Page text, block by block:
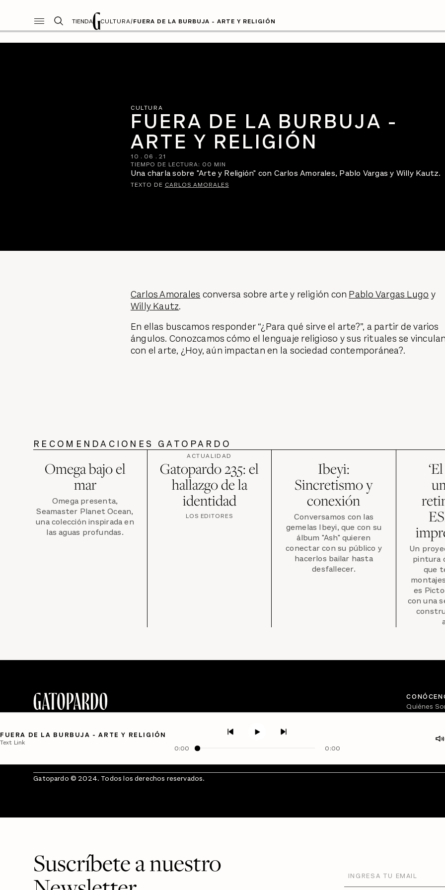
TIENDA CULTURA/FUERA DE LA BURBUJA - ARTE Y RELIGIÓN
CULTURA
FUERA DE LA BURBUJA -
ARTE Y RELIGIÓN
10 . 06 . 21
TIEMPO DE LECTURA: 00 MIN
Una charla sobre "Arte y Religión" con Carlos Amorales, Pablo Vargas y Willy Kautz.
TEXTO DE CARLOS AMORALES
Carlos Amorales conversa sobre arte y religión con Pablo Vargas Lugo y
Willy Kautz.
En ellas buscamos responder “¿Para qué sirve el arte?”, a partir de varios
ángulos. Conozcamos cómo el lenguaje religioso y sus rituales se
con el arte, ¿Hoy, aún impactan en la sociedad contemporánea?.
RECOMENDACIONES GATOPARDO
Omega bajo el
mar
Omega presenta,
Seamaster Planet Ocean,
una colección inspirada en
las aguas profundas.
ACTUALIDAD
Gatopardo 235: el
hallazgo de la
identidad
LOS EDITORES
Ibeyi:
Sincretismo y
conexión
Conversamos con las
gemelas Ibeyi, que con su
álbum "Ash" quieren
conectar con su público y
hacerlos bailar hasta
desfallecer.
Un
pintura
que
es
con una
FUERA DE LA BURBUJA - ARTE Y RELIGIÓN
Text Link
0:00 0:00
Quiénes
Gatopardo © 2024. Todos los derechos reservados.
Suscríbete a nuestro